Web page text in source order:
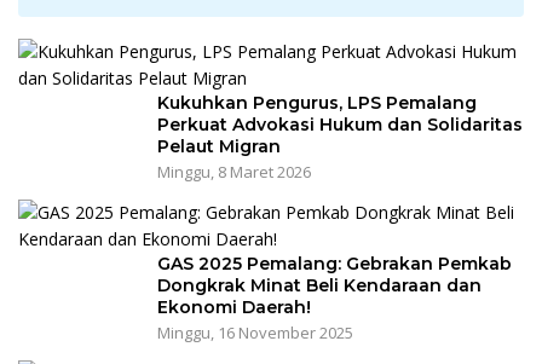
Kukuhkan Pengurus, LPS Pemalang
Perkuat Advokasi Hukum dan Solidaritas
Pelaut Migran
Minggu, 8 Maret 2026
GAS 2025 Pemalang: Gebrakan Pemkab
Dongkrak Minat Beli Kendaraan dan
Ekonomi Daerah!
Minggu, 16 November 2025